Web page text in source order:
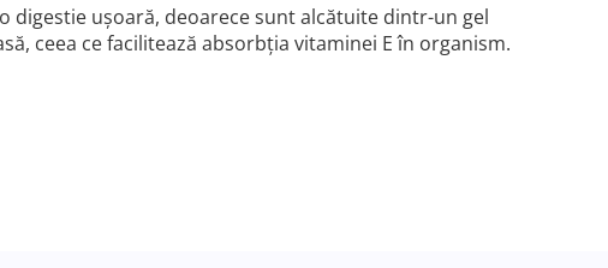
digestie ușoară, deoarece sunt alcătuite dintr-un gel
ceea ce facilitează absorbția vitaminei E în organism.